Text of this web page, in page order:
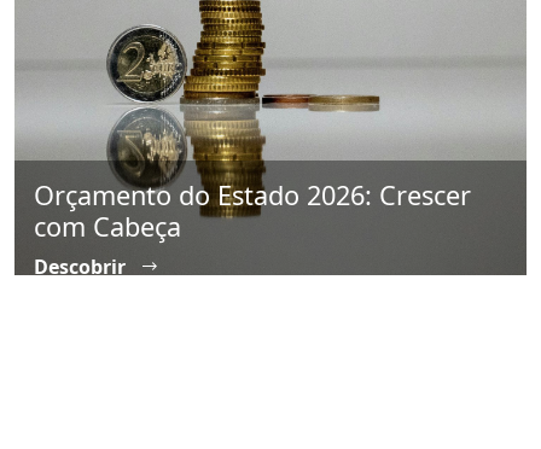
Orçamento do Estado 2026: Crescer
com Cabeça
Descobrir